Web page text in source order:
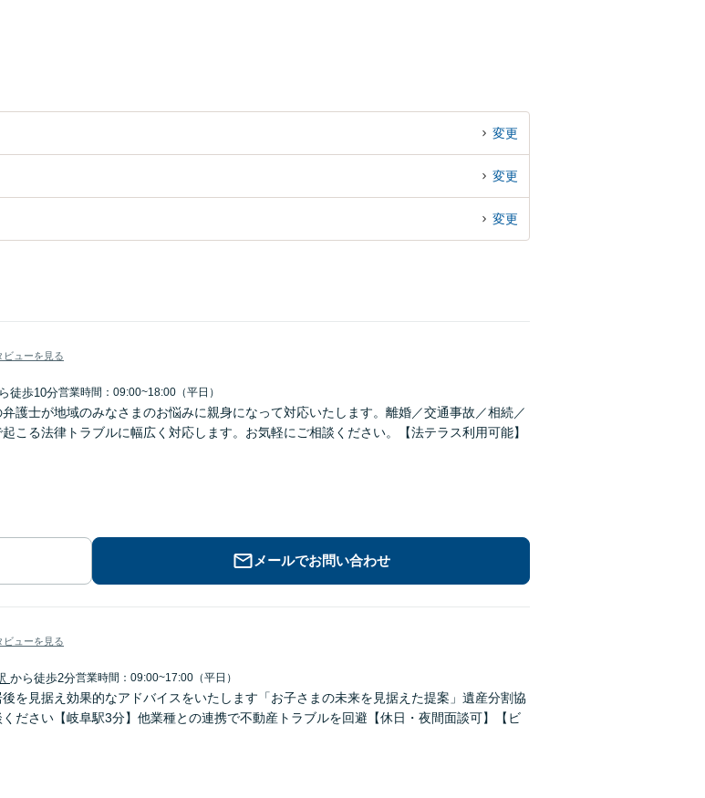
変更
変更
変更
ビューを見る
徒歩10分営業時間：09:00~18:00（平日）
弁護士が地域のみなさまのお悩みに親身になって対応いたします。離婚／交通事故／相続／
こる法律トラブルに幅広く対応します。お気軽にご相談ください。【法テラス利用可能】
メールでお問い合わせ
ビューを見る
から徒歩2分営業時間：09:00~17:00（平日）
後を見据え効果的なアドバイスをいたします「お子さまの未来を見据えた提案」遺産分割協
ださい【岐阜駅3分】他業種との連携で不動産トラブルを回避【休日・夜間面談可】【ビ